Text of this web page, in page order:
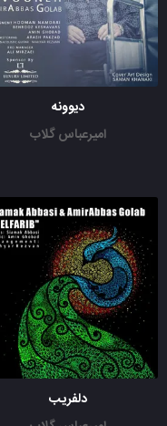
دیوونه
امیرعباس گلاب
دلفریب